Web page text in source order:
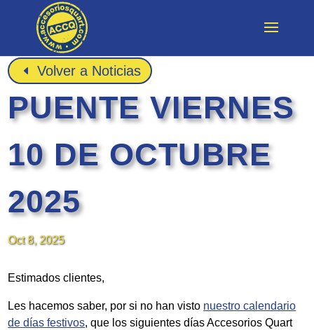
Volver a Noticias
PUENTE VIERNES
10 DE OCTUBRE
2025
Oct 8, 2025
Estimados clientes,
Les hacemos saber, por si no han visto nuestro calendario
de días festivos, que los siguientes días Accesorios Quart